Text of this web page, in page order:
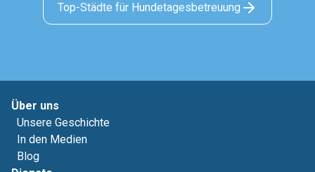
Top-Städte für Hundetagesbetreuung
Über uns
Unsere Geschichte
In den Medien
Blog